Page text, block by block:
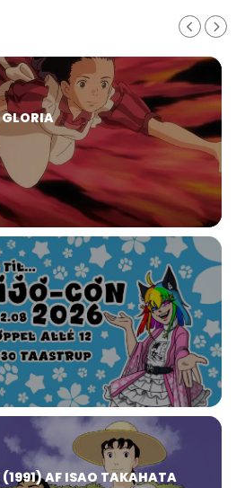
(1991) AF ISAO TAKAHATA